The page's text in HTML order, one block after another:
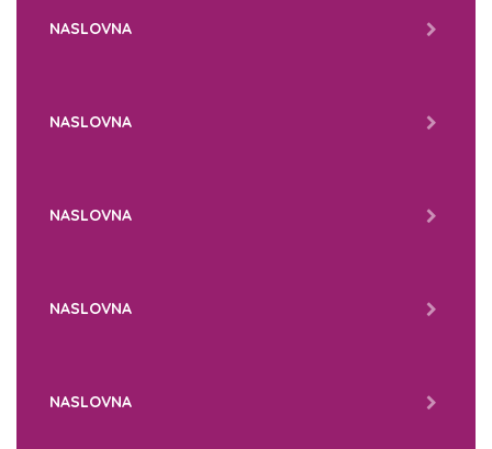
NASLOVNA
NASLOVNA
NASLOVNA
NASLOVNA
NASLOVNA